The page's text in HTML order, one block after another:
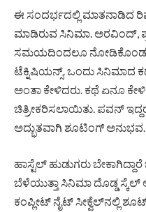
ಈ ಸಂದರ್ಭದಲ್ಲಿ ಮಾತನಾಡಿದ
ಮಾಡಿರುವ ಸಿನಿಮಾ. ಅರವಿಂದ್‌,
ಸಮಯದಿಂದಲೂ ನೋಡಿಕೊಂಡು
ಟೆಕ್ನಿಷಿಯನ್ಸ್‌. ಒಂದು ಸಿನಿಮಾದ
ಅಂತಾ ಕೇಳಿದರು. ಕಥೆ ಏನೂ
ಚಿತ್ರೀಕರಿಸಲಾಯಿತು. ಪವನ್‌
ಅದ್ಭುತವಾಗಿ ಶೂಟಿಂಗ್‌ ಅನುಭವ.
ಹಾಸ್ಟೆಲ್‌ ಹುಡುಗರು
ಬೆಳೆಯುತ್ತಾ ಸಿನಿಮಾ ದೊಡ್ಡ ಸ್ಕೆಲ್‌
ಕಂಪ್ಲೀಟ್‌ ನೈಟ್‌ ಸೀಕ್ವೆಲ್‌ನಲ್ಲಿ